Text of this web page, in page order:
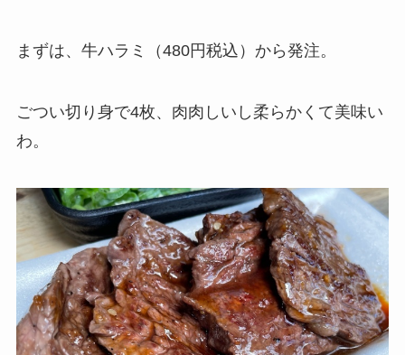
まずは、牛ハラミ（480円税込）から発注。
ごつい切り身で4枚、肉肉しいし柔らかくて美味い
わ。